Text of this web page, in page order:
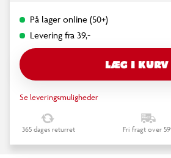
På lager online (50+)
Levering fra 39,-
LÆG I KURV
Se leveringsmuligheder
365 dages returret Fri fragt over